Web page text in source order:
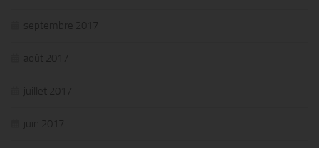
septembre 2017
août 2017
juillet 2017
juin 2017